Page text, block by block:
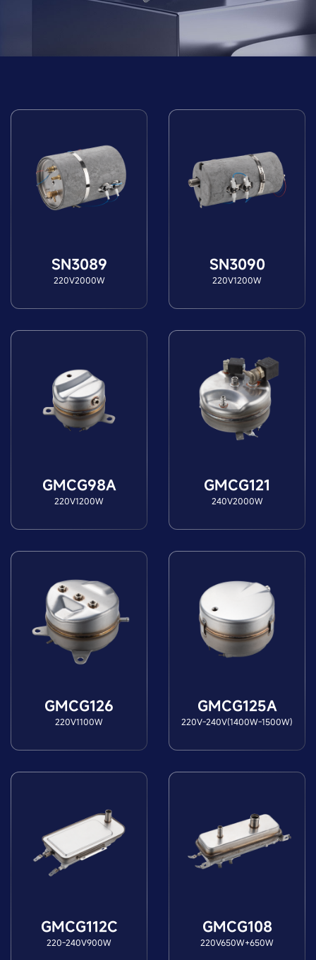
SN3089
220V2000W
SN3090
220V1200W
GMCG98A
220V1200W
GMCG121
240V2000W
GMCG126
220V1100W
GMCG125A
220V-240V(1400W-1500W)
GMCG112C
220-240V900W
GMCG108
220V650W+650W